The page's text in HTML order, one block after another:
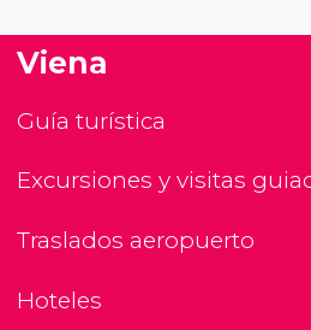
Viena
Guía turística
Excursiones y visitas
Traslados aeropuerto
Hoteles